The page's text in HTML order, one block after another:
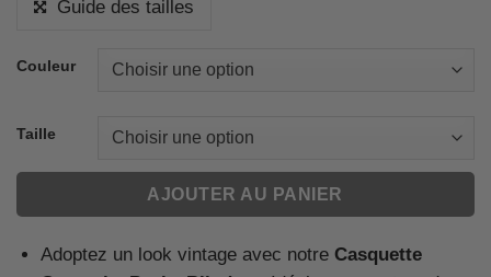
Guide des tailles
Couleur
Taille
AJOUTER AU PANIER
Adoptez un look vintage avec notre Casquette